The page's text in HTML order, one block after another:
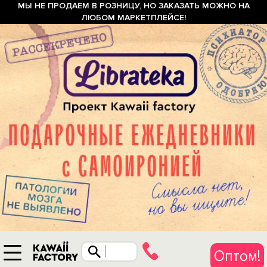
МЫ НЕ ПРОДАЕМ В РОЗНИЦУ, НО ЗАКАЗАТЬ МОЖНО НА
ЛЮБОМ МАРКЕТПЛЕЙСЕ!
Оптом!